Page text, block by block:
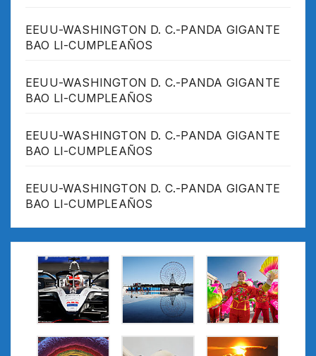
EEUU-WASHINGTON D. C.-PANDA GIGANTE
BAO LI-CUMPLEAÑOS
EEUU-WASHINGTON D. C.-PANDA GIGANTE
BAO LI-CUMPLEAÑOS
EEUU-WASHINGTON D. C.-PANDA GIGANTE
BAO LI-CUMPLEAÑOS
EEUU-WASHINGTON D. C.-PANDA GIGANTE
BAO LI-CUMPLEAÑOS